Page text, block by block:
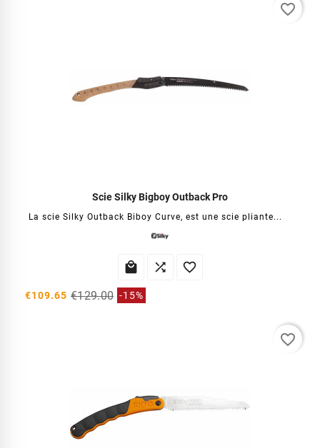
Scie Silky Bigboy Outback Pro
La scie Silky Outback Biboy Curve, est une scie pliante...
  
€109.65 €129.00 -15%
favorite_border
favorite_border